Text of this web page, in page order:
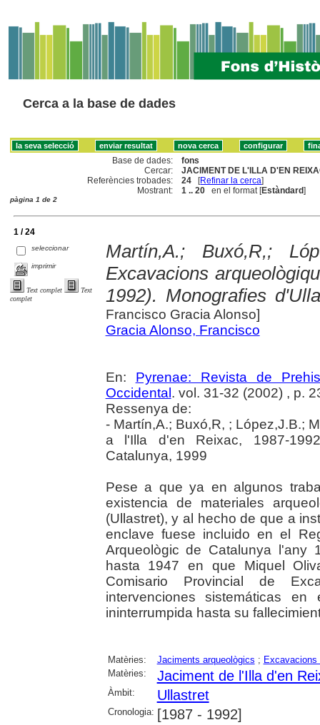
Cerca a la base de dades
Base de dades:
fons
Cercar:
JACIMENT DE L'ILLA D'EN
Referències trobades:
24 [Refinar la cerca]
Mostrant:
1 .. 20 en el format [Estàndard]
pàgina 1 de 2
1 / 24
seleccionar
imprimir
Text complet
Text
complet
Martín,A.; Buxó,R,;
Excavacions
1992). Monografies
Francisco Gracia Alonso]
Gracia Alonso, Francisco
En: Pyrenae: Revista de
Occidental . vol. 31-32 (2002) , p.
Ressenya de:
- Martín,A.; Buxó,R, ; López,J.B.;
a l'Illa d'en Reixac, 1987-
Catalunya, 1999
Pese a que ya en algunos
existencia de materiales
(Ullastret), y al hecho de que a
enclave fuese incluido en el
Arqueològic de Catalunya l'any
hasta 1947 en que Miquel
Comisario Provincial de
intervenciones sistemáticas
ininterrumpida hasta su
Matèries: Jaciments arqueològics ; Excavacions
Matèries:
Jaciment de l'Illa d'en
Àmbit: Ullastret
Cronologia: [1987 - 1992]